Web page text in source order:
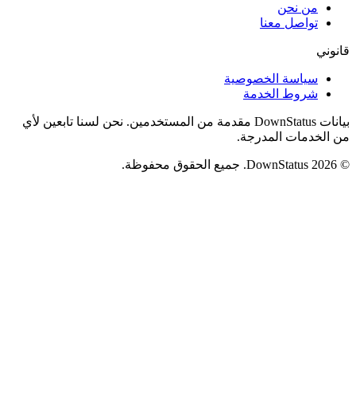
من نحن
تواصل معنا
قانوني
سياسة الخصوصية
شروط الخدمة
بيانات DownStatus مقدمة من المستخدمين. نحن لسنا تابعين لأي
من الخدمات المدرجة.
© 2026 DownStatus. جميع الحقوق محفوظة.